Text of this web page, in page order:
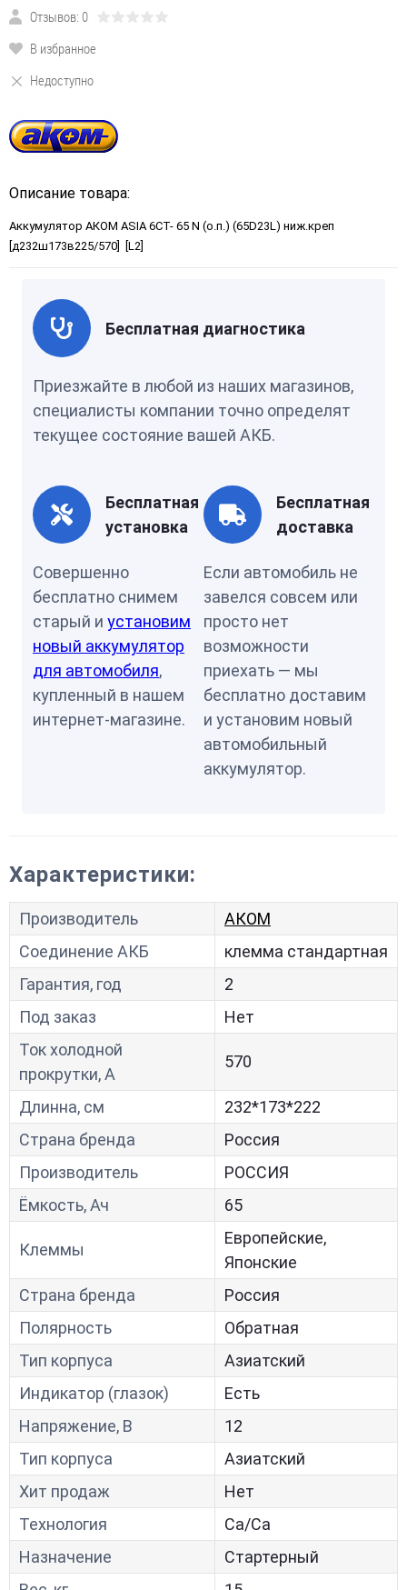
Отзывов: 0
В избранное
Недоступно
Описание товара:
Аккумулятор AКОМ ASIA 6СТ- 65 N (о.п.) (65D23L) ниж.креп
[д232ш173в225/570] [L2]
Бесплатная диагностика
Приезжайте в любой из наших магазинов,
специалисты компании точно определят
текущее состояние вашей АКБ.
Бесплатная
установка
Совершенно
бесплатно снимем
старый и установим
новый аккумулятор
для автомобиля,
купленный в нашем
интернет-магазине.
Бесплатная
доставка
Если автомобиль не
завелся совсем или
просто нет
возможности
приехать — мы
бесплатно доставим
и установим новый
автомобильный
аккумулятор.
Характеристики:
Производитель
АКОМ
Соединение АКБ
клемма стандартная
Гарантия, год
2
Под заказ
Нет
Ток холодной
прокрутки, A
570
Длинна, см
232*173*222
Страна бренда
Россия
Производитель
РОССИЯ
Ёмкость, Ач
65
Клеммы
Европейские,
Японские
Страна бренда
Россия
Полярность
Обратная
Тип корпуса
Азиатский
Индикатор (глазок)
Есть
Напряжение, В
12
Тип корпуса
Азиатский
Хит продаж
Нет
Технология
Са/Са
Назначение
Стартерный